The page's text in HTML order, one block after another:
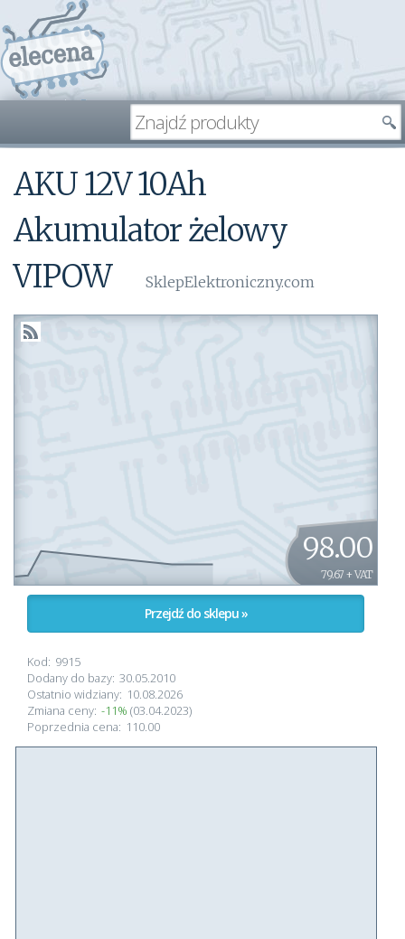
AKU 12V 10Ah
Akumulator żelowy
VIPOW
SklepElektroniczny.com
98.00
79.67 + VAT
Przejdź do sklepu »
Kod: 9915
Dodany do bazy: 30.05.2010
Ostatnio widziany: 10.08.2026
Zmiana ceny: -11% (03.04.2023)
Poprzednia cena: 110.00